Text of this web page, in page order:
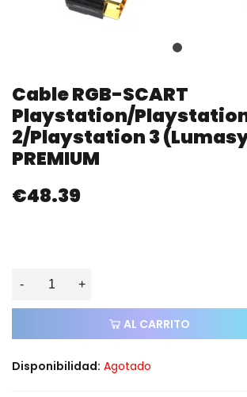
Cable RGB-SCART
Playstation/
2/Playstation 3
PREMIUM
€48.39
- +
AL CARRITO
Disponibilidad: Agotado